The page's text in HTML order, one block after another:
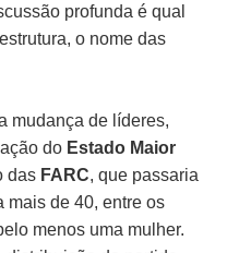
profunda é qual
o nome das
mudança de líderes,
do Estado Maior
das FARC, que passaria
mais de 40, entre os
menos uma mulher.